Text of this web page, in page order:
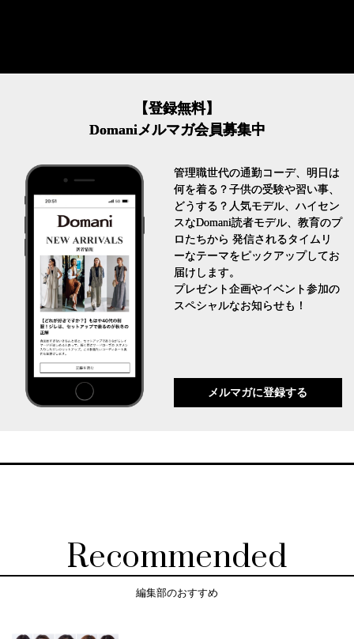
【登録無料】
Domaniメルマガ会員募集中
管理職世代の通勤コーデ、明日は
何を着る？子供の受験や習い事、
どうする？人気モデル、ハイセン
スなDomani読者モデル、教育のプ
ロたちから 発信されるタイムリ
ーなテーマをピックアップしてお
届けします。
プレゼント企画やイベント参加の
スペシャルなお知らせも！
メルマガに登録する
Recommended
編集部のおすすめ